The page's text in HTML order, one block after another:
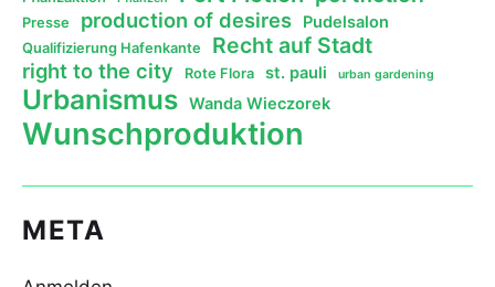
Presse production of desires Pudelsalon
Qualifizierung Hafenkante Recht auf Stadt
right to the city Rote Flora st. pauli urban gardening
Urbanismus Wanda Wieczorek
Wunschproduktion
META